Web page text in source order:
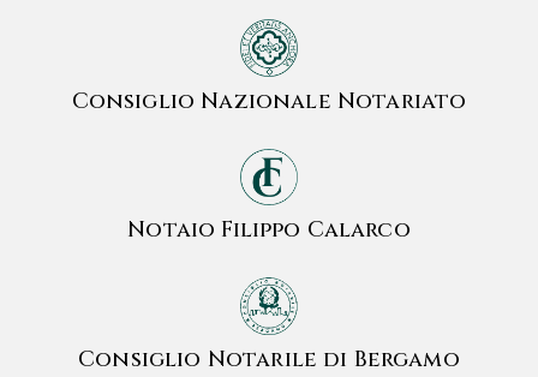
Consiglio Nazionale Notariato
Notaio Filippo Calarco
Consiglio Notarile di Bergamo